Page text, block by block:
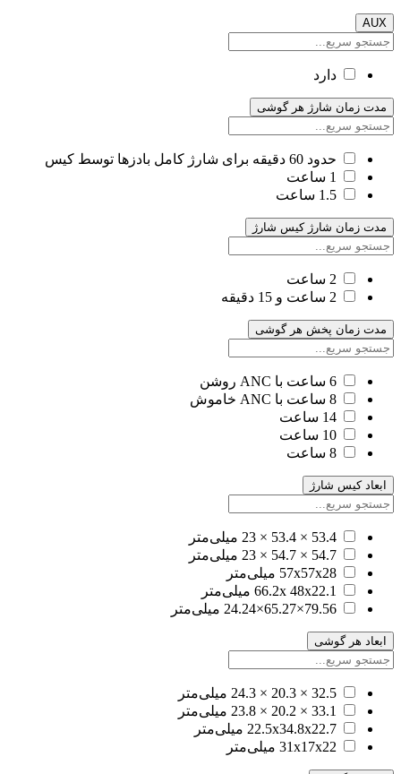
AUX
دارد
مدت زمان شارژ هر گوشی
حدود 60 دقیقه برای شارژ کامل بادزها توسط کیس
1 ساعت
1.5 ساعت
مدت زمان شارژ کیس شارژ
2 ساعت
2 ساعت و 15 دقیقه
مدت زمان پخش هر گوشی
6 ساعت با ANC روشن
8 ساعت با ANC خاموش
14 ساعت
10 ساعت
8 ساعت
ابعاد کیس شارژ
53.4 × 53.4 × 23 میلی‌متر
54.7 × 54.7 × 23 میلی‌متر
57x57x28 میلی‌متر
66.2x 48x22.1 میلی‌متر
79.56×65.27×24.24 میلی‌متر
ابعاد هر گوشی
32.5 × 20.3 × 24.3 میلی‌متر
33.1 × 20.2 × 23.8 میلی‌متر
22.5x34.8x22.7 میلی‌متر
31x17x22 میلی‌متر